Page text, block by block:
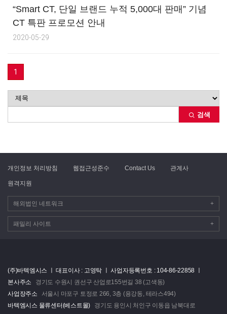
“Smart CT, 단일 브랜드 누적 5,000대 판매” 기념
CT 특판 프로모션 안내
2020-05-29
1
검색
개인정보 처리방침 웹접근성준수 Contact Us 관계사
원격지원
해외법인 네트워크 +
패밀리 사이트 +
(주)바텍엠시스 ㅣ대표이사 : 고영탁 ㅣ사업자등록번호 : 104-86-22858 ㅣ
본사주소
경기도 수원시 권선구 산업로155번길 38 (고색동)
사업장주소
서울시 마포구 토정로 266, 3층 (용강동, 테라스494)
바텍엠시스 물류센터(베스트몰)
경기도 용인시 처인구 이동읍 남북대로